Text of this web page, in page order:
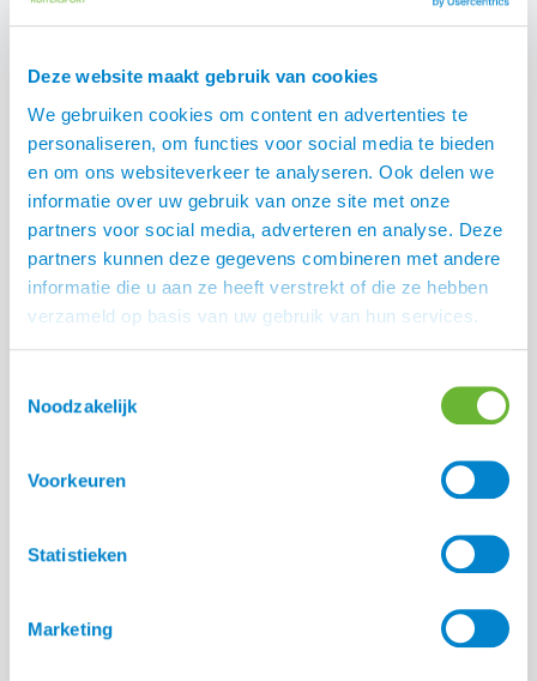
Deze website maakt gebruik van cookies
We gebruiken cookies om content en advertenties te
personaliseren, om functies voor social media te bieden
en om ons websiteverkeer te analyseren. Ook delen we
informatie over uw gebruik van onze site met onze
partners voor social media, adverteren en analyse. Deze
partners kunnen deze gegevens combineren met andere
informatie die u aan ze heeft verstrekt of die ze hebben
verzameld op basis van uw gebruik van hun services.
Noodzakelijk
Voorkeuren
Statistieken
Marketing
en ondersteuning voor paardeneigenaren met paarden
Heb je vragen? Je mag natuurlijk altijd even bellen op
0348 446168.
Yvonne van Dijk